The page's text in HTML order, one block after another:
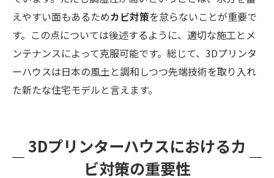
えやすい面もあるためカビ対策を怠らないことが重要で
す。この点については後述するように、適切な施工とメ
ンテナンスによって克服可能です。総じて、3Dプリンタ
ーハウスは日本の風土と調和しつつ先端技術を取り入れ
た新たな住宅モデルと言えます。
3Dプリンターハウスにおけるカ
ビ対策の重要性